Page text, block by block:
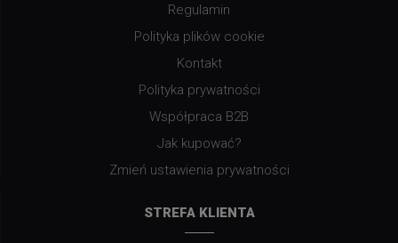
Regulamin
Polityka plików cookie
Kontakt
Polityka prywatności
Współpraca B2B
Jak kupować?
Zmień ustawienia prywatności
STREFA KLIENTA